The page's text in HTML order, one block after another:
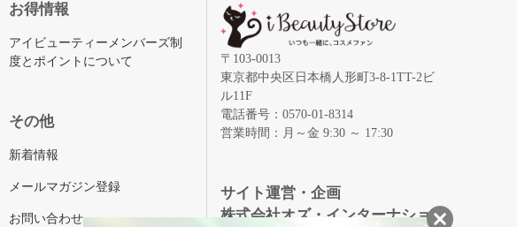
お得情報
アイビューティーメンバーズ制
度とポイントについて
その他
新着情報
メールマガジン登録
お問い合わせ
〒103-0013
東京都中央区日本橋人形町3-8-1TT-2ビ
ル11F
電話番号：0570-01-8314
営業時間：月～金 9:30 ～ 17:30
サイト運営・企画
株式会社オズ・インターナショ